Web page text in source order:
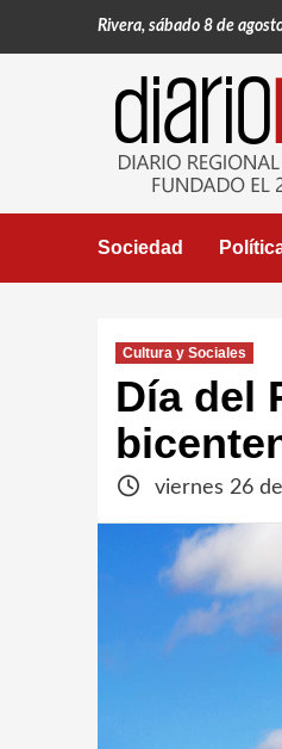
Rivera, sábado 8 de
Sociedad
Cultura y Sociales
Día del
viernes 26